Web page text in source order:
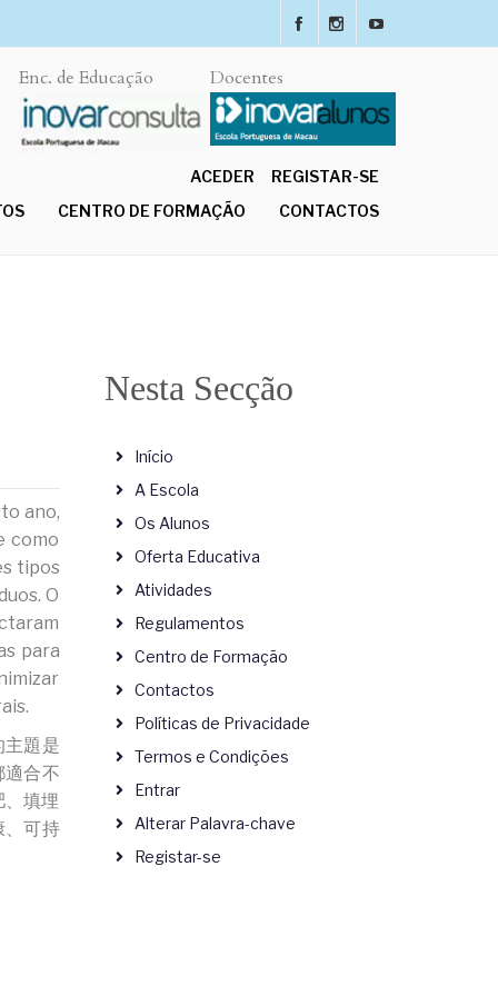
Docentes
Enc. de Educação
ACEDER
REGISTAR-SE
CENTRO DE FORMAÇÃO CONTACTOS
ano,
como
tipos
O
para
主題是
適合不
填埋
、可持
Nesta Secção
Início
A Escola
Os Alunos
Oferta Educativa
Atividades
Regulamentos
Centro de Formação
Contactos
Políticas de Privacidade
Termos e Condições
Entrar
Alterar Palavra-chave
Registar-se